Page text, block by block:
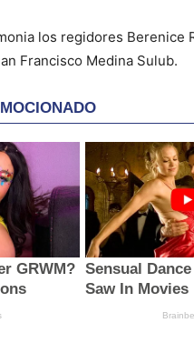
los regidores Berenice
Francisco Medina Sulub.